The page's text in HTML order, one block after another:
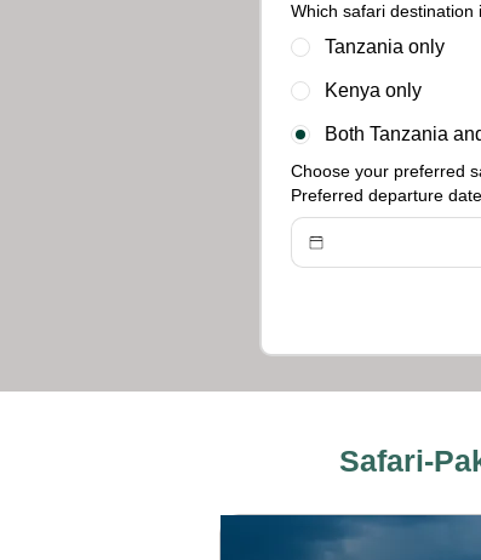
Which safari destination
Tanzania only
Kenya only
Both Tanzania
Choose your preferred
Preferred departure date
Safari-